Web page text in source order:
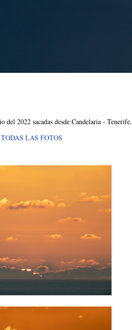
2022 sacadas desde Candelaria - Tenerife.
LAS FOTOS